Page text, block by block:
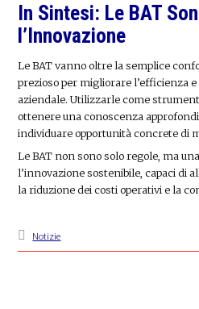
In Sintesi: Le BAT
l’Innovazione
Le BAT vanno oltre la semplice
prezioso per migliorare l’efficienza
aziendale. Utilizzarle come
ottenere una conoscenza
individuare opportunità concrete di
Le BAT non sono solo regole, ma
l’innovazione sostenibile, capaci di
la riduzione dei costi operativi e la
Notizie